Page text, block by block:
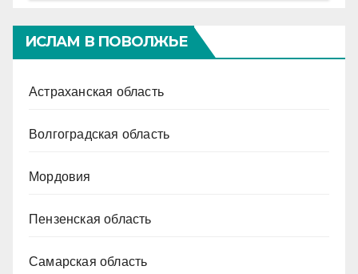
ИСЛАМ В ПОВОЛЖЬЕ
Астраханская область
Волгоградская область
Мордовия
Пензенская область
Самарская область